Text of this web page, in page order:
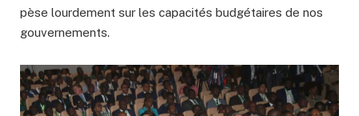
pèse lourdement sur les capacités budgétaires de nos
gouvernements.